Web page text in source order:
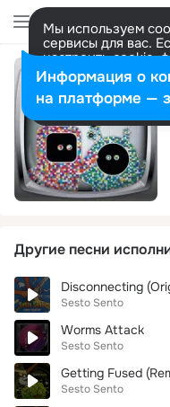
Мы используем
сервисы для вас.
настроить cookie-
представитель.
Разрешить все
Другие песни
Disconnecting
Sesto Sento
Worms Attack
Sesto Sento
Getting Fused
Sesto Sento
Информация о
на платформе —